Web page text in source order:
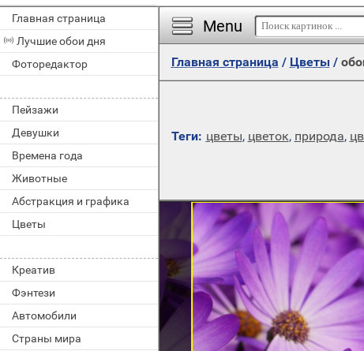
Главная страница
Лучшие обои дня
Фоторедактор
Пейзажи
Девушки
Времена года
Животные
Абстракция и графика
Цветы
Креатив
Фэнтези
Автомобили
Страны мира
Menu
Главная страница / Цветы/
Теги: цветы, цветок, природа,